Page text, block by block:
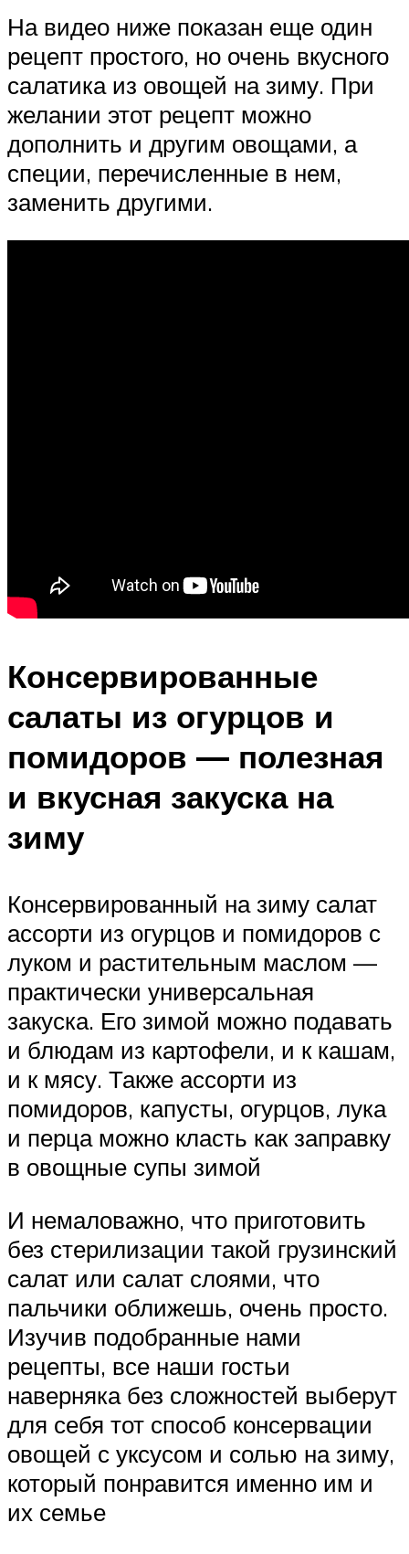
На видео ниже показан еще один
рецепт простого, но очень вкусного
салатика из овощей на зиму. При
желании этот рецепт можно
дополнить и другим овощами, а
специи, перечисленные в нем,
заменить другими.
Консервированные
салаты из огурцов и
помидоров — полезная
и вкусная закуска на
зиму
Консервированный на зиму салат
ассорти из огурцов и помидоров с
луком и растительным маслом —
практически универсальная
закуска. Его зимой можно подавать
и блюдам из картофели, и к кашам,
и к мясу. Также ассорти из
помидоров, капусты, огурцов, лука
и перца можно класть как заправку
в овощные супы зимой
И немаловажно, что приготовить
без стерилизации такой грузинский
салат или салат слоями, что
пальчики оближешь, очень просто.
Изучив подобранные нами
рецепты, все наши гостьи
наверняка без сложностей выберут
для себя тот способ консервации
овощей с уксусом и солью на зиму,
который понравится именно им и
их семье